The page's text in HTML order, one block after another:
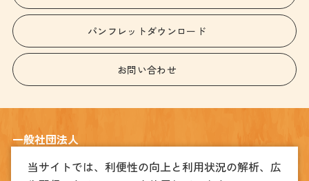
パンフレットダウンロード
お問い合わせ
一般社団法人
当サイトでは、利便性の向上と利用状況の解析、広